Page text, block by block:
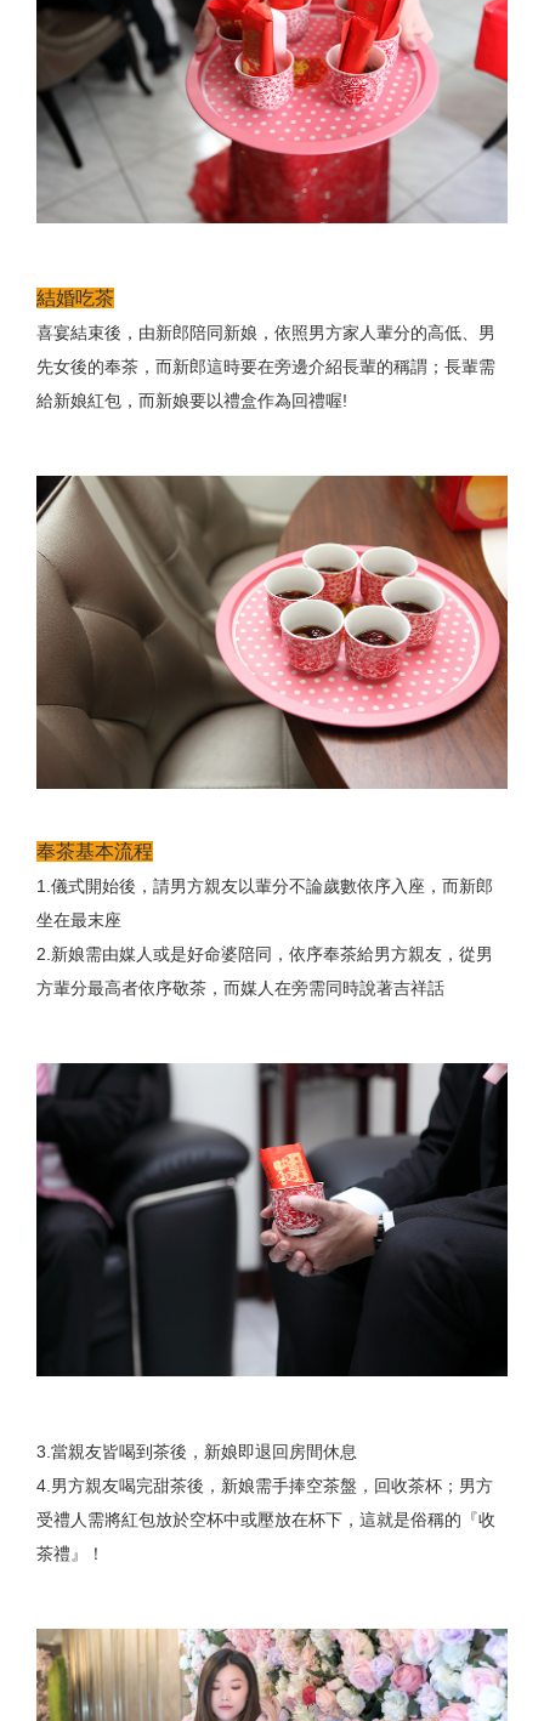
結婚吃茶
喜宴結束後，由新郎陪同新娘，依照男方家人輩分的高低、男
先女後的奉茶，而新郎這時要在旁邊介紹長輩的稱謂；長輩需
給新娘紅包，而新娘要以禮盒作為回禮喔!
奉茶基本流程
1.儀式開始後，請男方親友以輩分不論歲數依序入座，而新郎
坐在最末座
2.新娘需由媒人或是好命婆陪同，依序奉茶給男方親友，從男
方輩分最高者依序敬茶，而媒人在旁需同時說著吉祥話
3.當親友皆喝到茶後，新娘即退回房間休息
4.男方親友喝完甜茶後，新娘需手捧空茶盤，回收茶杯；男方
受禮人需將紅包放於空杯中或壓放在杯下，這就是俗稱的『收
茶禮』！